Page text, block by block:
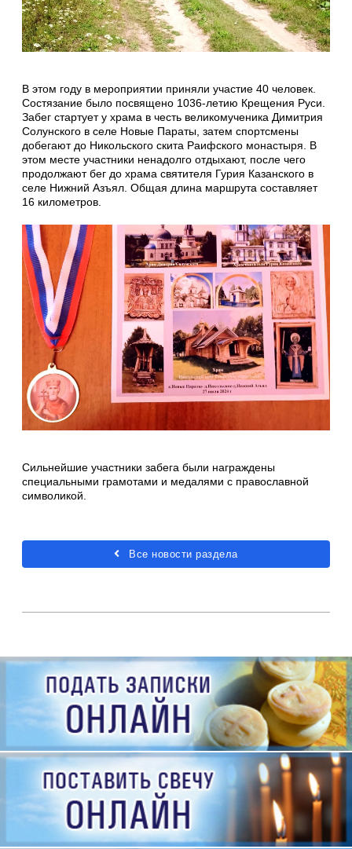
В этом году в мероприятии приняли участие 40 человек.
Состязание было посвящено 1036-летию Крещения Руси.
Забег стартует у храма в честь великомученика Димитрия
Солунского в селе Новые Параты, затем спортсмены
добегают до Никольского скита Раифского монастыря. В
этом месте участники ненадолго отдыхают, после чего
продолжают бег до храма святителя Гурия Казанского в
селе Нижний Азъял. Общая длина маршрута составляет
16 километров.
Сильнейшие участники забега были награждены
специальными грамотами и медалями с православной
символикой.
Все новости раздела